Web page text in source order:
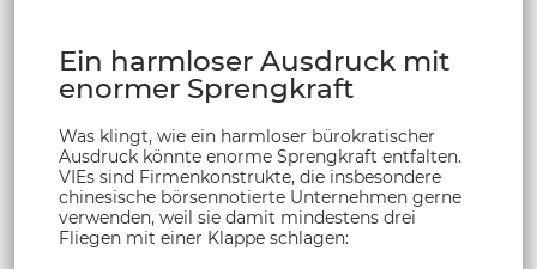
Ein harmloser Ausdruck mit
enormer Sprengkraft
Was klingt, wie ein harmloser bürokratischer
Ausdruck könnte enorme Sprengkraft entfalten.
VIEs sind Firmenkonstrukte, die insbesondere
chinesische börsennotierte Unternehmen gerne
verwenden, weil sie damit mindestens drei
Fliegen mit einer Klappe schlagen: